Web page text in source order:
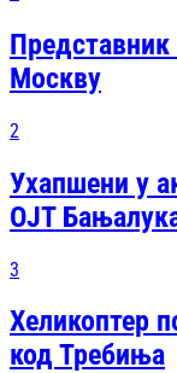
Москву
2
Ухапшени у
ОЈТ
3
Хеликоптер
код Требиња